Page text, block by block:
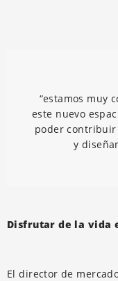
“estamos muy
este nuevo
poder
y
Disfrutar de la vida
El director de